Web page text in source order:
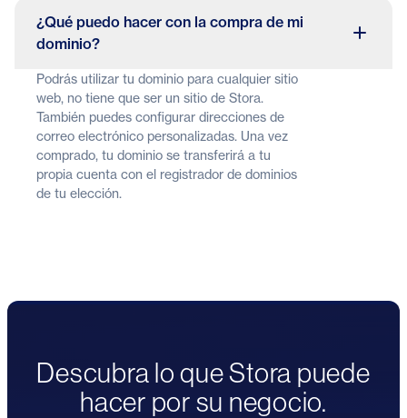
¿Qué puedo hacer con la compra de mi
dominio?
Podrás utilizar tu dominio para cualquier sitio
web, no tiene que ser un sitio de Stora.
También puedes configurar direcciones de
correo electrónico personalizadas. Una vez
comprado, tu dominio se transferirá a tu
propia cuenta con el registrador de dominios
de tu elección.
Descubra lo que Stora puede
hacer por su negocio.